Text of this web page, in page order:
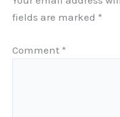
fields are marked *
Comment *